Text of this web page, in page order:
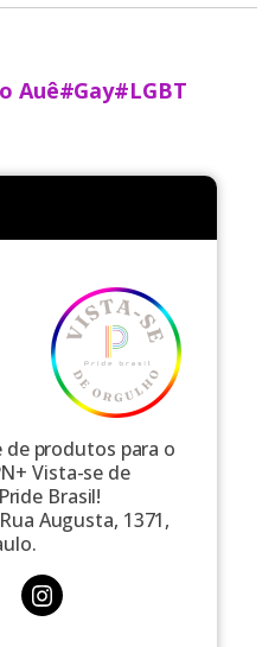
Auê#Gay#LGBT
de produtos para o
Vista-se de
Brasil!
Augusta, 1371,